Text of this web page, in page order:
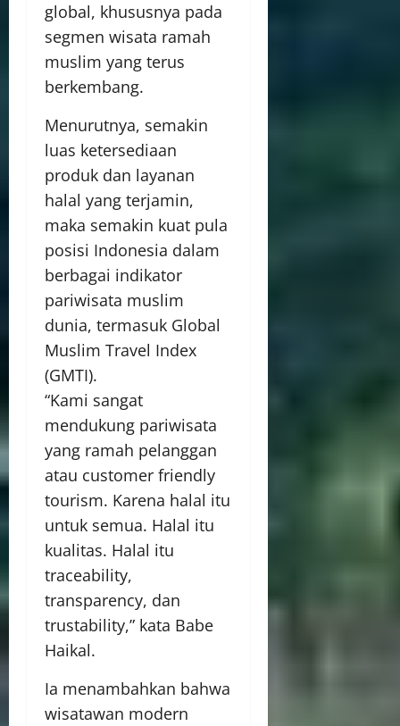
global, khususnya pada
segmen wisata ramah
muslim yang terus
berkembang.
Menurutnya, semakin
luas ketersediaan
produk dan layanan
halal yang terjamin,
maka semakin kuat pula
posisi Indonesia dalam
berbagai indikator
pariwisata muslim
dunia, termasuk Global
Muslim Travel Index
(GMTI).
“Kami sangat
mendukung pariwisata
yang ramah pelanggan
atau customer friendly
tourism. Karena halal itu
untuk semua. Halal itu
kualitas. Halal itu
traceability,
transparency, dan
trustability,” kata Babe
Haikal.
Ia menambahkan bahwa
wisatawan modern